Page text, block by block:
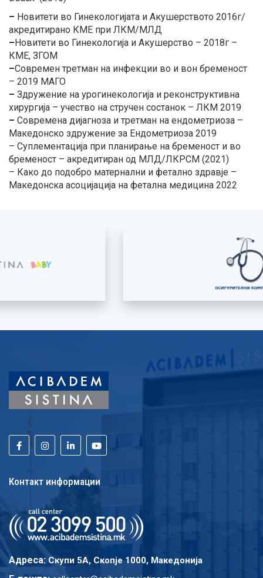
– Новитети во Гинекологијата и Акушерството 2016г/
акредитирано КМЕ при ЛКМ/МЛД
– Новитети во Гинекологија и Акушерство – 2018г –
КМЕ, ЗГОМ
–Современ третман на инфекции во и вон бременост
– 2019 МАГО
– Здружение на урогинекологија и реконструктивна
хирургија – учество на стручен состанок – ЛКМ 2019
– Современа дијагноза и третман на ендометриоза –
Македонско здружение за Ендометриоза 2019
– Суплементација при планирање на бременост и во
бременост – акредитиран од МЛД/ЛКРСМ (2021)
– Како до подобро матернални и фетално здравје –
Македонска асоцијација на фетална медицина 2022
Контакт информации
Адреса: Скупи 5A, Скопје 1000, Македонија